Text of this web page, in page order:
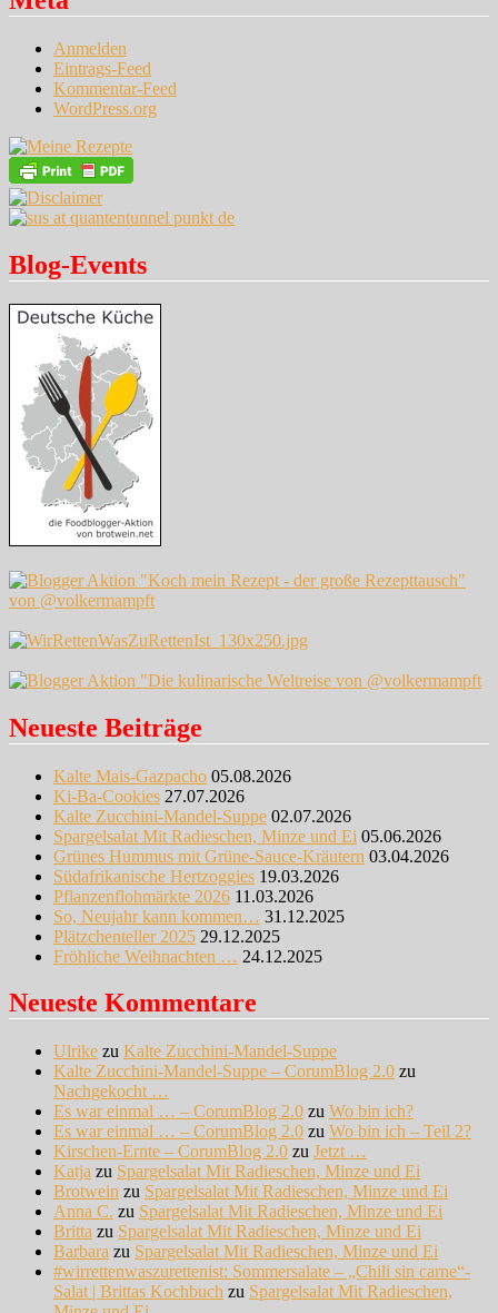
Anmelden
Eintrags-Feed
Kommentar-Feed
WordPress.org
Blog-Events
Neueste Beiträge
Kalte Mais-Gazpacho 05.08.2026
Ki-Ba-Cookies 27.07.2026
Kalte Zucchini-Mandel-Suppe 02.07.2026
Spargelsalat Mit Radieschen, Minze und Ei 05.06.2026
Grünes Hummus mit Grüne-Sauce-Kräutern 03.04.2026
Südafrikanische Hertzoggies 19.03.2026
Pflanzenflohmärkte 2026 11.03.2026
So, Neujahr kann kommen… 31.12.2025
Plätzchenteller 2025 29.12.2025
Fröhliche Weihnachten … 24.12.2025
Neueste Kommentare
Ulrike zu Kalte Zucchini-Mandel-Suppe
Kalte Zucchini-Mandel-Suppe – CorumBlog 2.0 zu
Nachgekocht …
Es war einmal … – CorumBlog 2.0 zu Wo bin ich?
Es war einmal … – CorumBlog 2.0 zu Wo bin ich – Teil 2?
Kirschen-Ernte – CorumBlog 2.0 zu Jetzt …
Katja zu Spargelsalat Mit Radieschen, Minze und Ei
Brotwein zu Spargelsalat Mit Radieschen, Minze und Ei
Anna C. zu Spargelsalat Mit Radieschen, Minze und Ei
Britta zu Spargelsalat Mit Radieschen, Minze und Ei
Barbara zu Spargelsalat Mit Radieschen, Minze und Ei
#wirrettenwaszurettenist: Sommersalate – „Chili sin carne“-
Salat | Brittas Kochbuch zu Spargelsalat Mit Radieschen,